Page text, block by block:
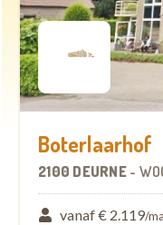
Boterlaarhof
2100 DEURNE -
vanaf € 2.119/